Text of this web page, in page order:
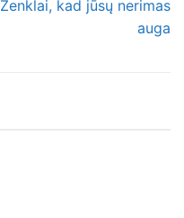
Ženklai, kad jūsų nerimas
auga